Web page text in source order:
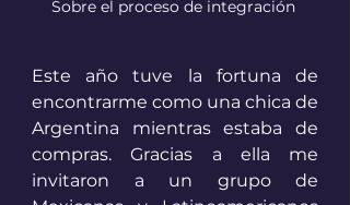
Sobre el proceso de integración
Este año tuve la fortuna de
encontrarme como una chica de
Argentina mientras estaba de
compras. Gracias a ella me
invitaron a un grupo de